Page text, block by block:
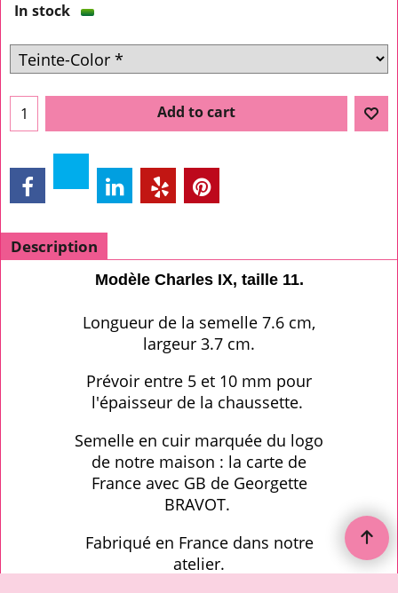
In stock
Add to cart
Description
Modèle Charles IX, taille 11.
Longueur de la semelle 7.6 cm,
largeur 3.7 cm.
Prévoir entre 5 et 10 mm pour
l'épaisseur de la chaussette.
Semelle en cuir marquée du logo
de notre maison : la carte de
France avec GB de Georgette
BRAVOT.
Fabriqué en France dans notre
atelier.